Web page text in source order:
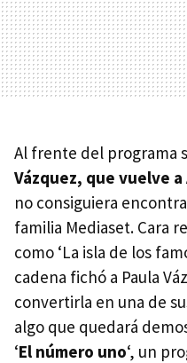
Al frente del programa
Vázquez, que vuelve a
no consiguiera
familia Mediaset. Cara
como ‘La isla de los
cadena fichó a Paula
convertirla en una de
algo que quedará
‘El número uno‘, un